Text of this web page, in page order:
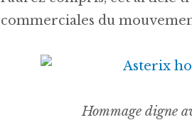
commerciales du
Hommage digne